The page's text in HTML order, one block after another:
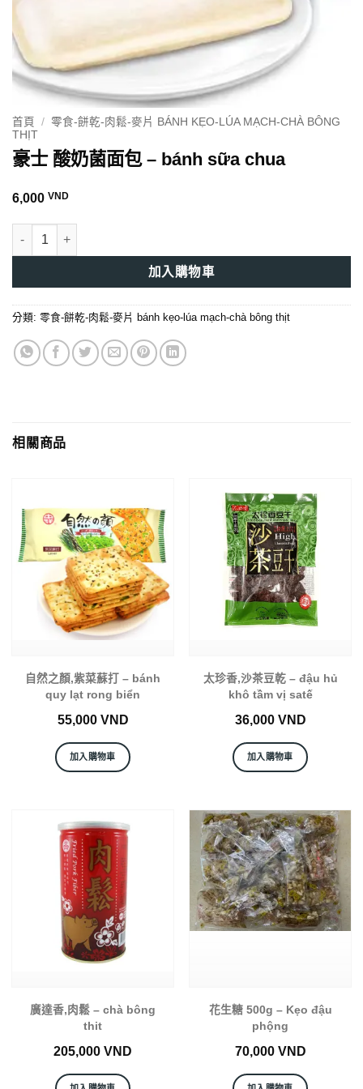
首頁 / 零食-餅乾-肉鬆-麥片 BÁNH KẸO-LÚA MẠCH-CHÀ BÔNG
THỊT
豪士 酸奶菌面包 – bánh sữa chua
6,000 VND
豪士 酸奶菌面包 - bánh sữa chua 數量
加入購物車
分類: 零食-餅乾-肉鬆-麥片 bánh kẹo-lúa mạch-chà bông thịt
相關商品
自然之顏,紫菜蘇打 – bánh
quy lạt rong biển
55,000 VND
加入購物車
太珍香,沙茶豆乾 – đậu hủ
khô tầm vị satế
36,000 VND
加入購物車
廣達香,肉鬆 – chà bông
thit
205,000 VND
花生糖 500g – Kẹo đậu
phộng
70,000 VND